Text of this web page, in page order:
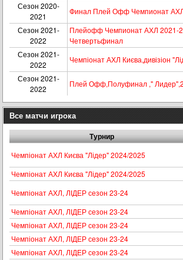
Сезон 2020-
2021
Финал Плей Офф Чемпионат
Сезон 2021-
2022
Плейофф Чемпионат АХЛ 2021-
Четвертьфинал
Сезон 2021-
2022
Чемпіонат АХЛ Києва,дивізіон
Сезон 2021-
2022
Плей Офф,Полуфинал ,"
Все матчи игрока
Турнир
Чемпіонат АХЛ Києва "Лідер" 2024/2025
Чемпіонат АХЛ Києва "Лідер" 2024/2025
Чемпіонат АХЛ, ЛІДЕР сезон 23-24
Чемпіонат АХЛ, ЛІДЕР сезон 23-24
Чемпіонат АХЛ, ЛІДЕР сезон 23-24
Чемпіонат АХЛ, ЛІДЕР сезон 23-24
Чемпіонат АХЛ, ЛІДЕР сезон 23-24